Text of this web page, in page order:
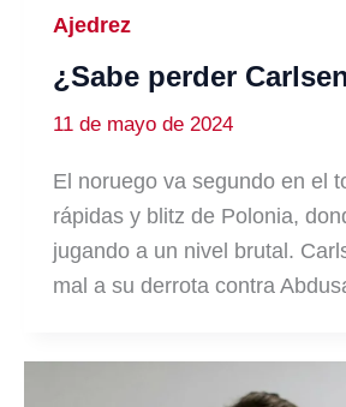
Ajedrez
¿Sabe perder
11 de mayo de 2024
El noruego va segundo en el
rápidas y blitz de Polonia,
jugando a un nivel brutal.
mal a su derrota contra